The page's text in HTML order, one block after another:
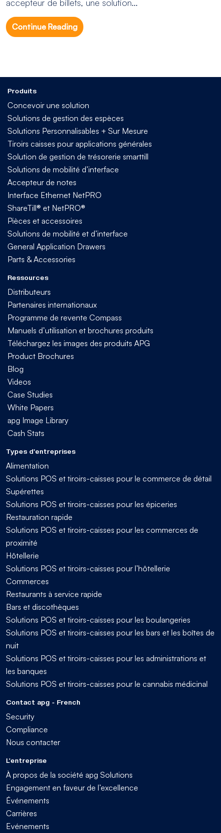
accepteur de billets, une solution...
Continue Reading
Produits
Concevoir une solution
Solutions de gestion des espèces
Solutions Personnalisables + Sur Mesure
Tiroirs caisses pour applications générales
Solution de gestion de trésorerie smarttill
Solutions de mobilité d’interface
Accepteur de notes
Interface Ethernet NetPRO
ShareTill® et NetPRO®
Pièces et accessoires
Solutions de mobilité et d’interface
General Application Drawers
Parts & Accessories
Ressources
Distributeurs
Partenaires internationaux
Programme de revente Compass
Manuels d’utilisation et brochures produits
Téléchargez les images des produits APG
Product Brochures
Blog
Videos
Case Studies
White Papers
apg Image Library
Cash Stats
Types d'entreprises
Alimentation
Solutions POS et tiroirs-caisses pour le commerce de détail
Supérettes
Solutions POS et tiroirs-caisses pour les épiceries
Restauration rapide
Solutions POS et tiroirs-caisses pour les commerces de
proximité
Hôtellerie
Solutions POS et tiroirs-caisses pour l’hôtellerie
Commerces
Restaurants à service rapide
Bars et discothèques
Solutions POS et tiroirs-caisses pour les boulangeries
Solutions POS et tiroirs-caisses pour les bars et les boîtes de
nuit
Solutions POS et tiroirs-caisses pour les administrations et
les banques
Solutions POS et tiroirs-caisses pour le cannabis médicinal
Contact apg - French
Security
Compliance
Nous contacter
L'entreprise
À propos de la société apg Solutions
Engagement en faveur de l’excellence
Événements
Carrières
Evénements